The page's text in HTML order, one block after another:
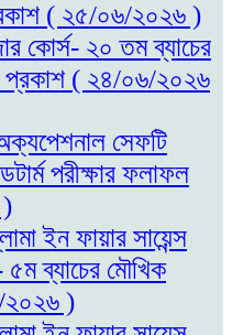
( ২৫/০৬/২০২৬ )
কোর্স- ২০ তম ব্যাচের
প্রকাশ ( ২৪/০৬/২০২৬
সেফটি
পরীক্ষার ফলাফল
ইন ফায়ার সায়েন্স
ব্যাচের মৌখিক
২০২৬ )